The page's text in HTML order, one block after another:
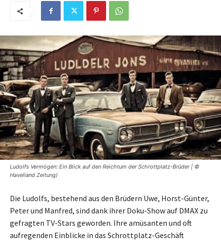
Ludolfs Vermögen: Ein Blick auf den Reichtum der Schrottplatz-Brüder | ©
Havelland Zeitung)
Die Ludolfs, bestehend aus den Brüdern Uwe, Horst-Günter,
Peter und Manfred, sind dank ihrer Doku-Show auf DMAX zu
gefragten TV-Stars geworden. Ihre amüsanten und oft
aufregenden Einblicke in das Schrottplatz-Geschäft